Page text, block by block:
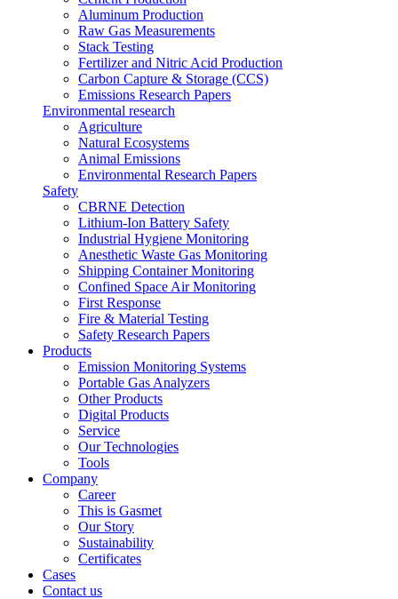
Aluminum Production
Raw Gas Measurements
Stack Testing
Fertilizer and Nitric Acid Production
Carbon Capture & Storage (CCS)
Emissions Research Papers
Environmental research
Agriculture
Natural Ecosystems
Animal Emissions
Environmental Research Papers
Safety
CBRNE Detection
Lithium-Ion Battery Safety
Industrial Hygiene Monitoring
Anesthetic Waste Gas Monitoring
Shipping Container Monitoring
Confined Space Air Monitoring
First Response
Fire & Material Testing
Safety Research Papers
Products
Emission Monitoring Systems
Portable Gas Analyzers
Other Products
Digital Products
Service
Our Technologies
Tools
Company
Career
This is Gasmet
Our Story
Sustainability
Certificates
Cases
Contact us